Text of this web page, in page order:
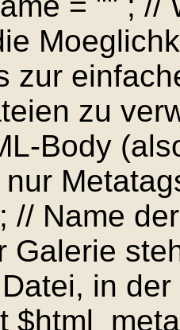
zur
zu
Body
// Name
Galerie
in